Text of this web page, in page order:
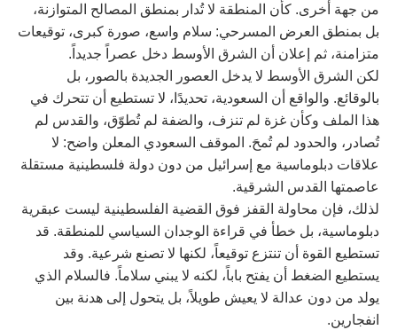
من جهة أخرى. كأن المنطقة لا تُدار بمنطق المصالح المتوازنة،
بل بمنطق العرض المسرحي: سلام واسع، صورة كبرى، توقيعات
متزامنة، ثم إعلان أن الشرق الأوسط دخل عصراً جديداً.
لكن الشرق الأوسط لا يدخل العصور الجديدة بالصور، بل
بالوقائع. والواقع أن السعودية، تحديدًا، لا تستطيع أن تتحرك في
هذا الملف وكأن غزة لم تنزف، والضفة لم تُطوّق، والقدس لم
تُصادر، والحدود لم تُمحَ. الموقف السعودي المعلن واضح: لا
علاقات دبلوماسية مع إسرائيل من دون دولة فلسطينية مستقلة
عاصمتها القدس الشرقية.
لذلك، فإن محاولة القفز فوق القضية الفلسطينية ليست عبقرية
دبلوماسية، بل خطأ في قراءة الوجدان السياسي للمنطقة. قد
تستطيع القوة أن تنتزع توقيعاً، لكنها لا تصنع شرعية. وقد
يستطيع الضغط أن يفتح باباً، لكنه لا يبني سلاماً. فالسلام الذي
يولد من دون عدالة لا يعيش طويلاً، بل يتحول إلى هدنة بين
انفجارين.